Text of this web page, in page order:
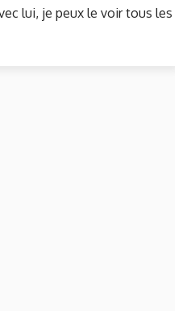
lui, je peux le voir tous les